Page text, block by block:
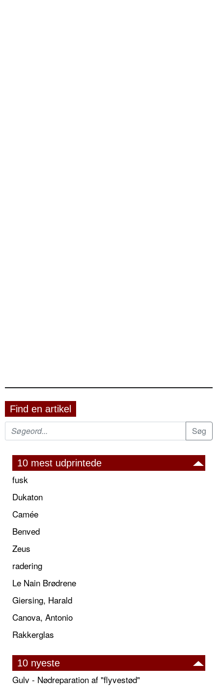
Find en artikel
10 mest udprintede
fusk
Dukaton
Camée
Benved
Zeus
radering
Le Nain Brødrene
Giersing, Harald
Canova, Antonio
Rakkerglas
10 nyeste
Gulv - Nødreparation af "flyvestød"